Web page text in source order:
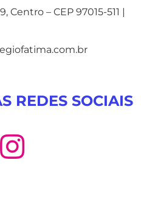
Centro – CEP 97015-511 |
REDES SOCIAIS